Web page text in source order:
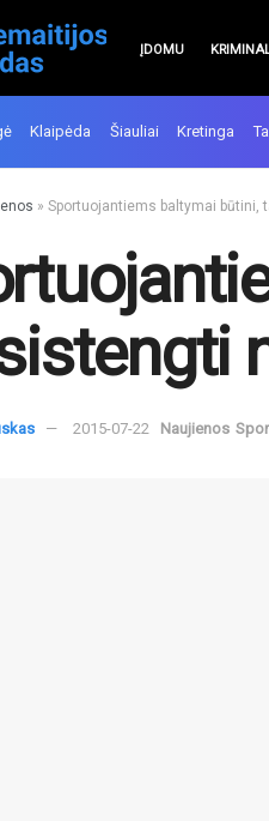
ĮDOMU
Klaipėda Šiauliai Kretinga
» Sportuojantiems baltymai būtini,
2015-07-22 Naujienos